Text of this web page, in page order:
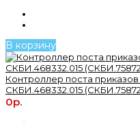
В корзину
Контроллер поста
СКБИ.468332.015
0р.